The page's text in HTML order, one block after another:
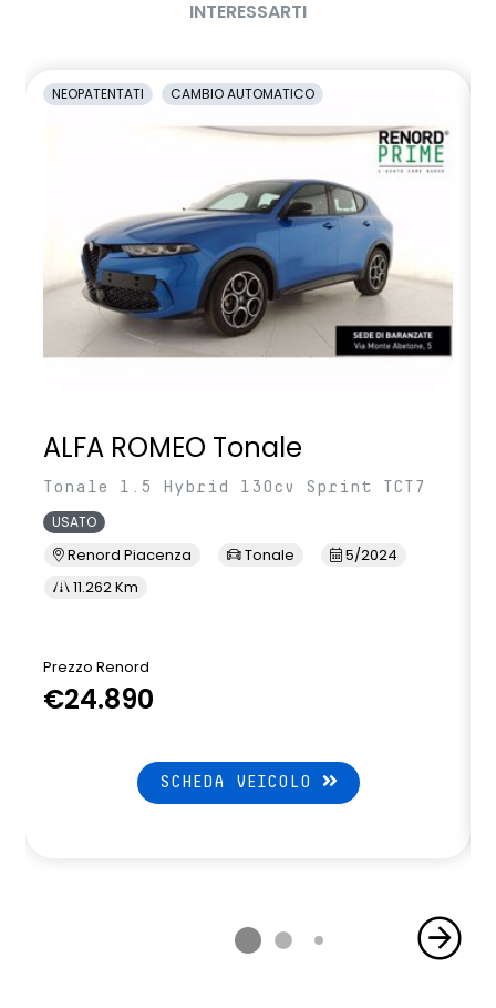
INTERESSARTI
NEOPATENTATI CAMBIO AUTOMATICO
ALFA ROMEO Tonale
Tonale 1.5 Hybrid 130cv Sprint TCT7
USATO
Renord Piacenza Tonale
5/2024
11.262 Km
Prezzo Renord
€24.890
SCHEDA VEICOLO